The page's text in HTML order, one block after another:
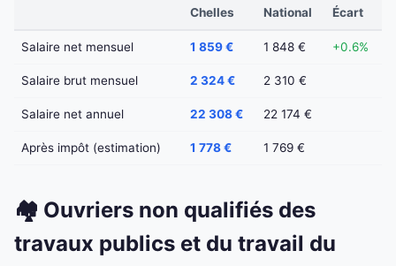
Chelles National Écart
Salaire net mensuel 1 859 € 1 848 € +0.6%
Salaire brut mensuel 2 324 € 2 310 €
Salaire net annuel 22 308 € 22 174 €
Après impôt (estimation) 1 778 € 1 769 €
🏘️ Ouvriers non qualifiés des
travaux publics et du travail du